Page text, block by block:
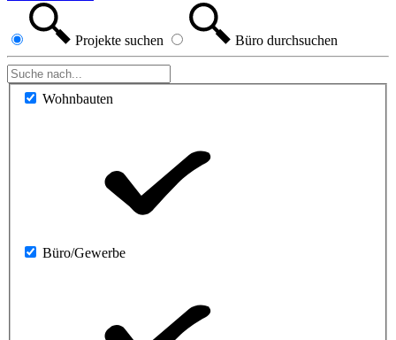
Projekte suchen Büro durchsuchen
Wohnbauten
Büro/Gewerbe